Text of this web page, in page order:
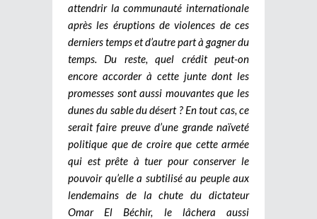
attendrir la communauté internationale
après les éruptions de violences de ces
derniers temps et d’autre part à gagner du
temps. Du reste, quel crédit peut-on
encore accorder à cette junte dont les
promesses sont aussi mouvantes que les
dunes du sable du désert ? En tout cas, ce
serait faire preuve d’une grande naïveté
politique que de croire que cette armée
qui est prête à tuer pour conserver le
pouvoir qu’elle a subtilisé au peuple aux
lendemains de la chute du dictateur
Omar El Béchir, le lâchera aussi